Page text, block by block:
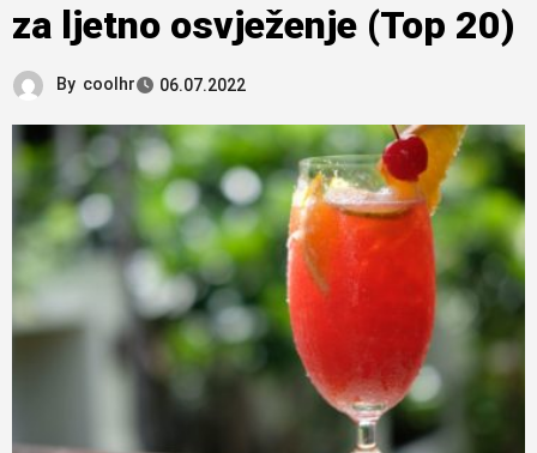
za ljetno osvježenje (Top 20)
By coolhr 06.07.2022